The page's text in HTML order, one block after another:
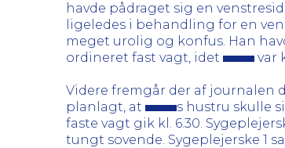
havde pådraget sig en
ligeledes i behandling for en
meget urolig og konfus. Han
ordineret fast vagt, idet
var
Videre fremgår der af journalen
planlagt, at
s hustru skulle
faste vagt gik kl. 6.30.
tungt sovende. Sygeplejerske 1